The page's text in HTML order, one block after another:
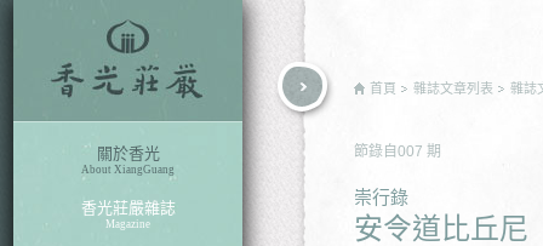
關於香光
About XiangGuang
香光莊嚴雜誌
Magazine
首頁 雜誌文章列表 雜誌
節錄自 007 期
崇行錄
安令道比丘尼